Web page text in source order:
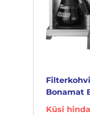
Bonamat
Küsi hinda